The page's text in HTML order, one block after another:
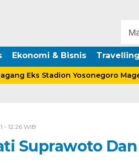
Ekonomi & Bisnis Travelling
Eks Stadion Yosonegoro
- 12:26 WIB
Suprawoto